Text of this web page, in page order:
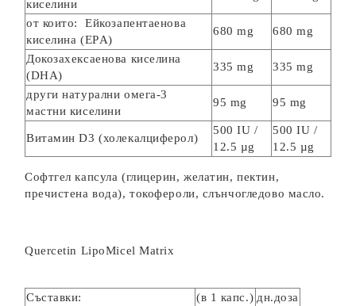
киселини
от които: Ейкозапентаенова
киселина (EPА)
680 mg 680 mg
Докозахексаенова киселина
(DHА)
335 mg 335 mg
други натурални омега-3
мастни киселини
95 mg 95 mg
Витамин D3 (холекалциферол)
500 IU /
12.5 µg
500 IU /
12.5 µg
Софтгел капсула (глицерин, желатин, пектин,
пречистена вода), токофероли, слънчогледово масло.
Quercetin LipoMicel Matrix
Съставки: (в 1 капс.) дн.доза